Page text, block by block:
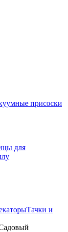
присоски
для
Тачки и